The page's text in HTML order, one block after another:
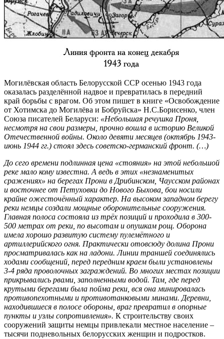
Могилёвская область Белорусской ССР осенью 1943 года
оказалась разделённой надвое и превратилась в передний
край борьбы с врагом. Об этом пишет в книге «Освобождение
от Хотимска до Могилёва и Бобруйска» Н.С.Борисенко, член
Союза писателей Беларуси: «Небольшая речушка Проня,
несмотря на свои размеры, прочно вошла в историю Великой
Отечественной войны. Около девяти месяцев (октябрь 1943-
июнь 1944 гг.) стоял здесь советско-германский фронт. (…)
До сего времени подлинная цена «стояния» на этой небольшой
реке мало кому известна. А ведь в этих «незнаменитых
сражениях» на берегах Прони в Дрибинском, Чаусском районах
и восточнее от Петуховки до Нового Быхова, бои носили
крайне ожесточённый характер. На высоком западном берегу
реки немцы создали мощные оборонительные сооружения.
Главная полоса состояла из трёх позиций и проходила в 300-
500 метрах от реки, по высотам и опушкам рощ. Оборона
имела хорошо развитую систему пулемётного и
артиллерийского огня. Практически отовсюду долина Прони
просматривалась как на ладони. Линии траншей соединялись
ходами сообщений, перед передним краем были установлены
3-4 ряда проволочных заграждений. Во многих местах позиции
прикрывались рвами, заполненными водой. Там, где перед
крутыми берегами была пойма реки, вся она минировалась
противопехотными и противотанковыми минами. Деревни,
находившиеся в полосе обороны, враг превратил в опорные
пункты и узлы сопротивления». К строительству своих
сооружений защиты немцы привлекали местное население –
тысячи подневольных белорусских женщин и подростков.